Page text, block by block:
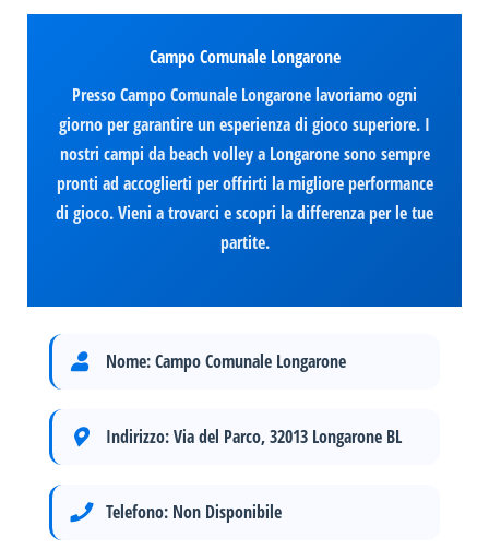
Campo Comunale Longarone
Presso Campo Comunale Longarone lavoriamo ogni
giorno per garantire un esperienza di gioco superiore. I
nostri campi da beach volley a Longarone sono sempre
pronti ad accoglierti per offrirti la migliore performance
di gioco. Vieni a trovarci e scopri la differenza per le tue
partite.
Nome:Campo Comunale Longarone
Indirizzo:Via del Parco, 32013 Longarone BL
Telefono: Non Disponibile